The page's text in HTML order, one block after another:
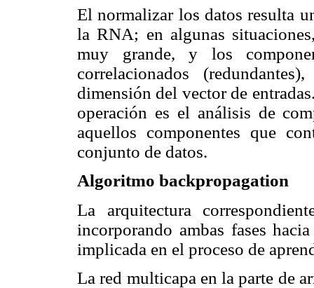
El normalizar los datos resulta
la RNA; en algunas
muy grande, y los
correlacionados
dimensión del vector de
operación es el análisis de
aquellos componentes que
conjunto de datos.
Algoritmo backpropagation
La arquitectura
incorporando ambas fases
implicada en el proceso de
La red multicapa en la parte de